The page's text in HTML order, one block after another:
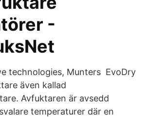
-
technologies, Munters EvoDry
även kallad
Avfuktaren är avsedd
temperaturer där en